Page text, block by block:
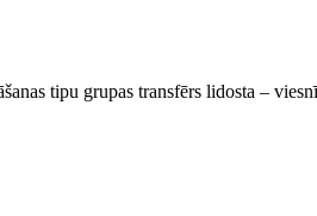
tipu grupas transfērs lidosta –